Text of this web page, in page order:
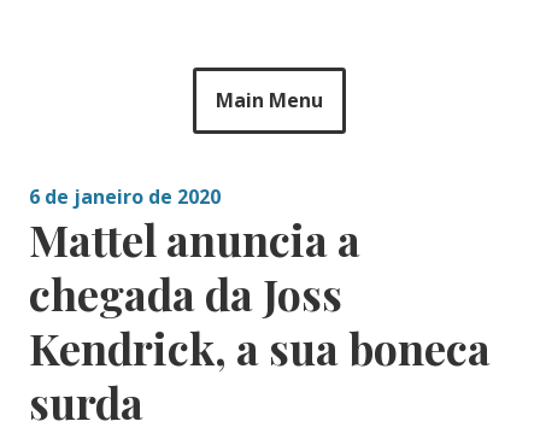
Main Menu
6 de janeiro de 2020
Mattel anuncia a
chegada da Joss
Kendrick, a sua boneca
surda